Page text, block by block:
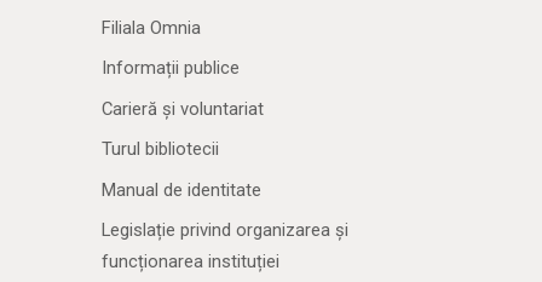
Filiala Omnia
Informații publice
Carieră și voluntariat
Turul bibliotecii
Manual de identitate
Legislație privind organizarea și
funcționarea instituției